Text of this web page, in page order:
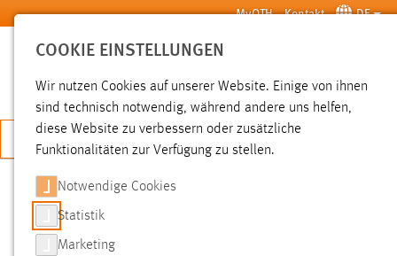
Zum Hauptinhalt springen MyOTH Kontakt DE
SUCHE
JETZT BEWERBEN
SUCHE
COOKIE EINSTELLUNGEN
Wir nutzen Cookies auf unserer Website. Einige von ihnen
sind technisch notwendig, während andere uns helfen,
diese Website zu verbessern oder zusätzliche
Funktionalitäten zur Verfügung zu stellen.
Notwendige Cookies
Statistik
Marketing